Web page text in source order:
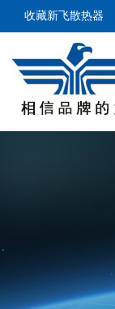
收藏新飞散热器